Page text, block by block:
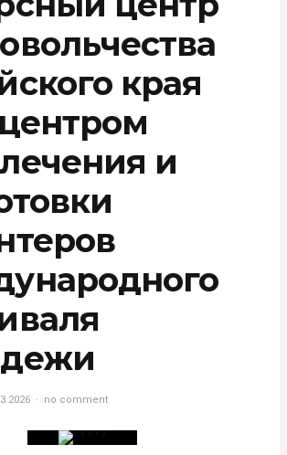
края
и
no comment